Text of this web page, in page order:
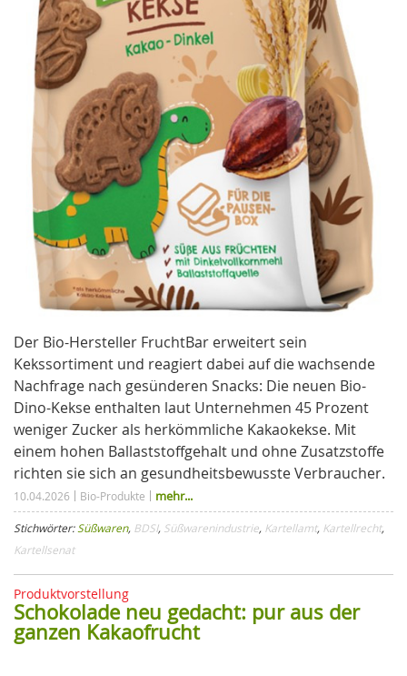
Der Bio-Hersteller FruchtBar erweitert sein
Kekssortiment und reagiert dabei auf die wachsende
Nachfrage nach gesünderen Snacks: Die neuen Bio-
Dino-Kekse enthalten laut Unternehmen 45 Prozent
weniger Zucker als herkömmliche Kakaokekse. Mit
einem hohen Ballaststoffgehalt und ohne Zusatzstoffe
richten sie sich an gesundheitsbewusste Verbraucher.
10.04.2026 Bio-Produkte mehr...
Stichwörter: Süßwaren, BDSI, Süßwarenindustrie, Kartellamt, Kartellrecht,
Kartellsenat
Produktvorstellung
Schokolade neu gedacht: pur aus der
ganzen Kakaofrucht